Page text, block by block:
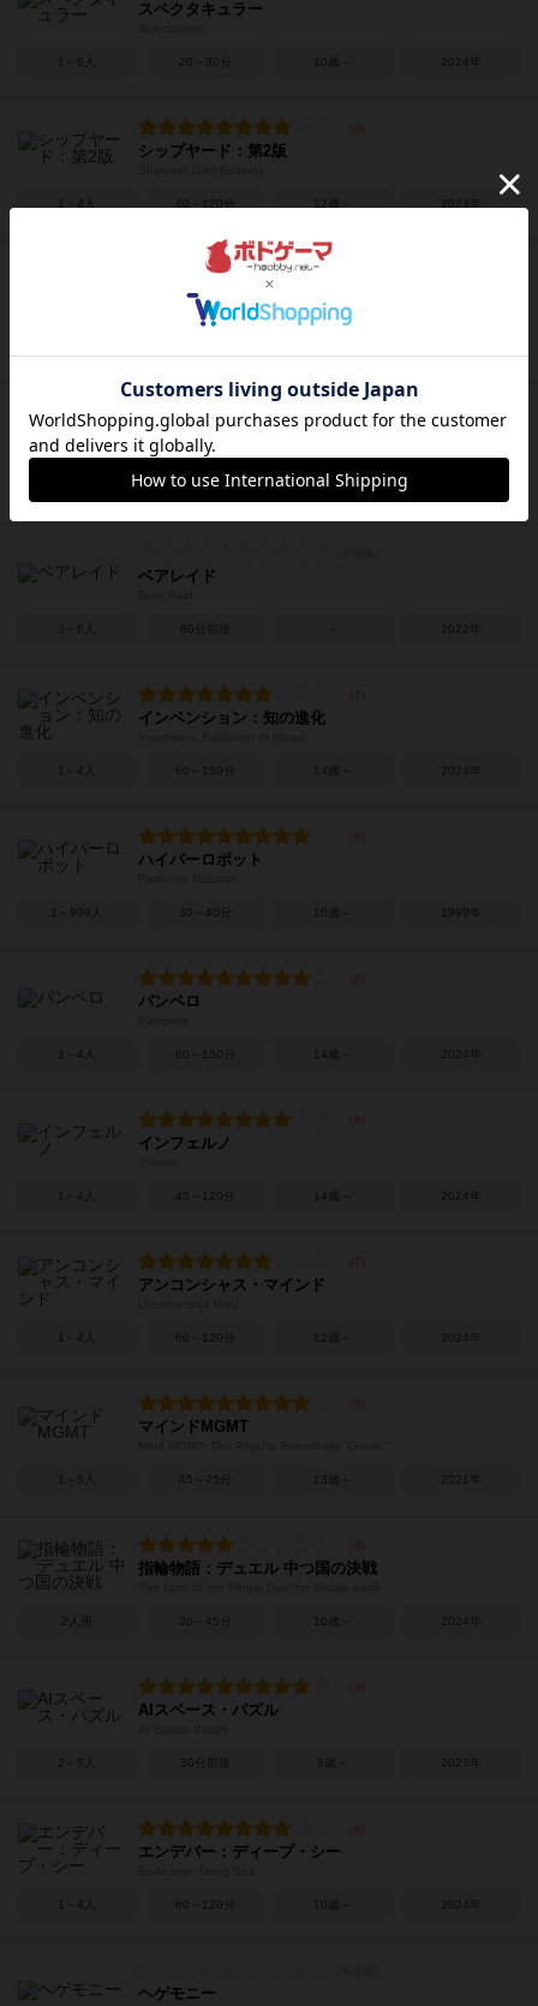
スペクタキュラー
1～6人 20～30分 10歳～ 2024年
シップヤード：第2版
1～4人 40～120分 12歳～ 2023年
インディアン・サマー
Indian Summer
スペクトラル
Spectral
30分前後 14歳～
ベアレイド
3～6人 60分前後 2022年
インベンション：知の進化
1～4人 60～150分 14歳～ 2024年
ハイパーロボット
1～999人 30～40分 10歳～ 1999年
パンペロ
1～4人 60～150分 14歳～ 2024年
インフェルノ
1～4人 45～120分 14歳～ 2024年
アンコンシャス・マインド
1～4人 60～120分 12歳～ 2024年
マインドMGMT
1～5人 45～75分 13歳～ 2021年
指輪物語：デュエル 中つ国の決戦
2人用 30～45分 10歳～ 2024年
AIスペース・パズル
2～5人 30分前後 8歳～ 2023年
エンデバー：ディープ・シー
1～4人 60～120分 10歳～ 2024年
ヘゲモニー